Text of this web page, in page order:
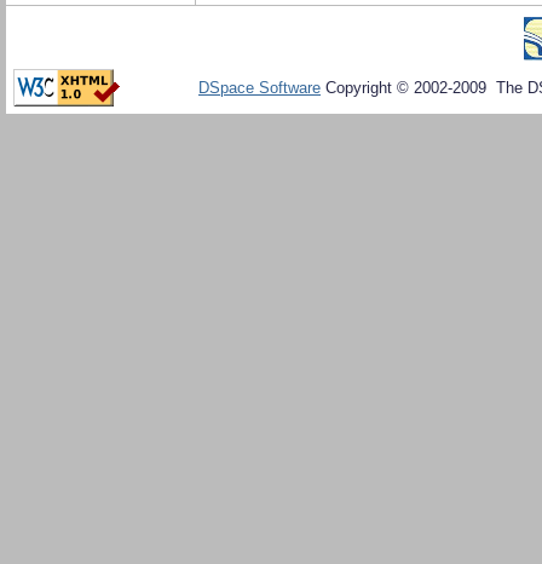
DSpace Software Copyright © 2002-2009 The